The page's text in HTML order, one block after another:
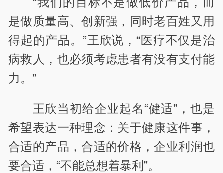
是做质量高、创新强，同时老百姓又用
得起的产品。”王欣说，“医疗不仅是治
病救人，也必须考虑患者有没有支付能
力。”
王欣当初给企业起名“健适”，也是
希望表达一种理念：关于健康这件事，
合适的产品，合适的价格，企业利润也
要合适，“不能总想着暴利”。